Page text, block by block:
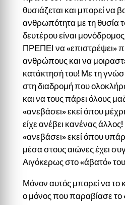
θυσιάζεται και μπορεί να
ανθρωπότητα με τη θυσία
δευτέρου είναι
ΠΡΕΠΕΙ να «επιστρέψει»
ανθρώπους και να
κατάκτησή του! Με τη
στη διαδρομή που
και να τους πάρει όλους
«ανεβάσει» εκεί όπου
είχε ανέβει κανένας
«ανεβάσει» εκεί όπου
μέσα στους αιώνες έχει
Αιγόκερως στο «άβατό»
Μόνον αυτός μπορεί να το
ο μόνος που παραβίασε το